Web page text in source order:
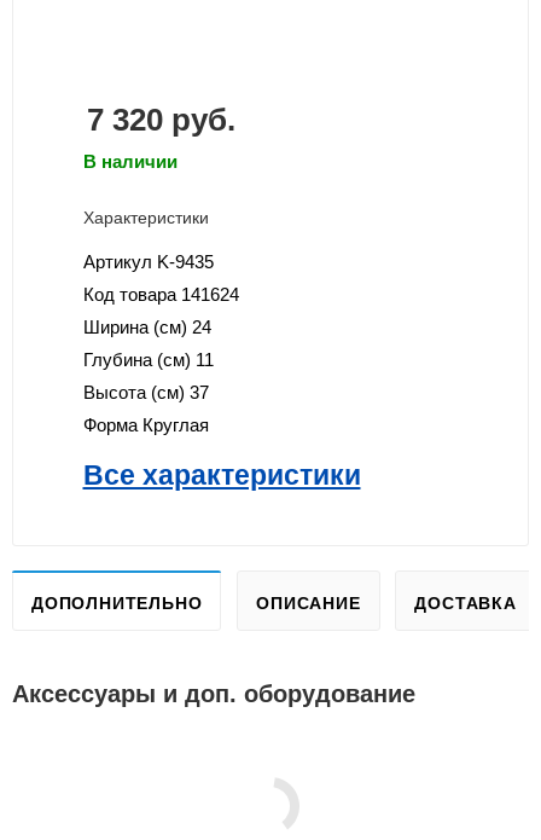
7 320руб.
В наличии
Характеристики
Артикул K-9435
Код товара 141624
Ширина (см) 24
Глубина (см) 11
Высота (см) 37
Форма Круглая
Все характеристики
ДОПОЛНИТЕЛЬНО ОПИСАНИЕ ДОСТАВКА
Аксессуары и доп. оборудование